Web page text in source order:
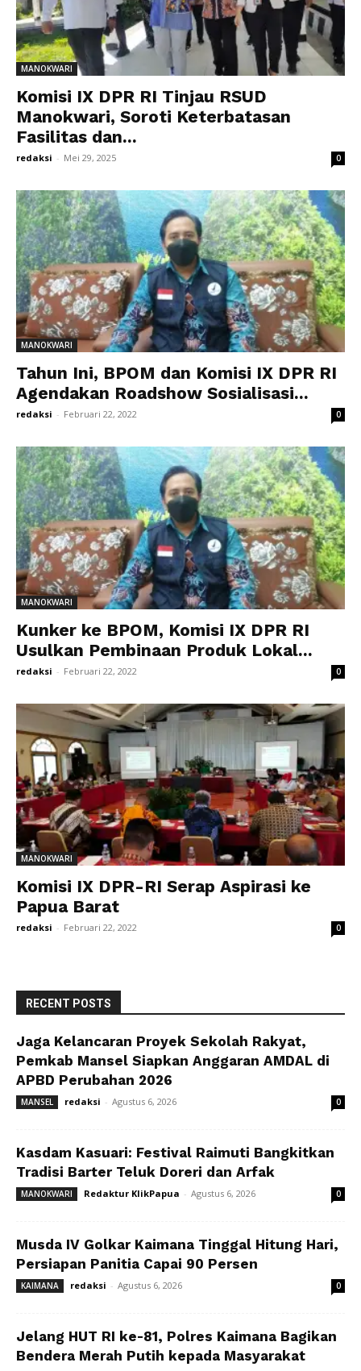
MANOKWARI
Komisi IX DPR RI Tinjau RSUD
Manokwari, Soroti Keterbatasan
Fasilitas dan...
redaksi - Mei 29, 2025 0
MANOKWARI
Tahun Ini, BPOM dan Komisi IX DPR RI
Agendakan Roadshow Sosialisasi...
redaksi - Februari 22, 2022 0
MANOKWARI
Kunker ke BPOM, Komisi IX DPR RI
Usulkan Pembinaan Produk Lokal...
redaksi - Februari 22, 2022 0
MANOKWARI
Komisi IX DPR-RI Serap Aspirasi ke
Papua Barat
redaksi - Februari 22, 2022 0
RECENT POSTS
Jaga Kelancaran Proyek Sekolah Rakyat,
Pemkab Mansel Siapkan Anggaran AMDAL di
APBD Perubahan 2026
MANSEL redaksi - Agustus 6, 2026 0
Kasdam Kasuari: Festival Raimuti Bangkitkan
Tradisi Barter Teluk Doreri dan Arfak
MANOKWARI Redaktur KlikPapua - Agustus 6, 2026 0
Musda IV Golkar Kaimana Tinggal Hitung Hari,
Persiapan Panitia Capai 90 Persen
KAIMANA redaksi - Agustus 6, 2026 0
Jelang HUT RI ke-81, Polres Kaimana Bagikan
Bendera Merah Putih kepada Masyarakat